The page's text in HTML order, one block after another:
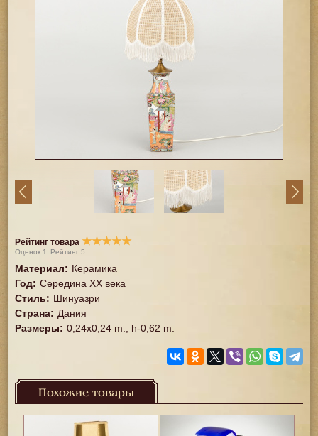
Рейтинг товара ★★★★★
Оценок 1 Рейтинг5
Материал: Керамика
Год: Середина XX векa
Стиль: Шинуазри
Страна: Дания
Размеры: 0,24х0,24 m., h-0,62 m.
Похожие товары